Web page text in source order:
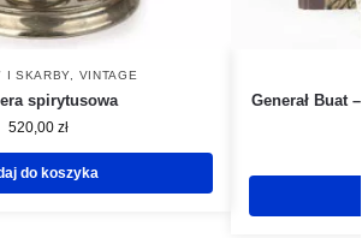
I SKARBY VINTAGE
spirytusowa
520,00 zł
do koszyka
Generał Buat